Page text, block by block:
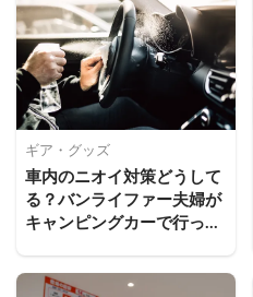
ギア・グッズ
車内のニオイ対策どうして
る？バンライファー夫婦が
キャンピングカーで行って